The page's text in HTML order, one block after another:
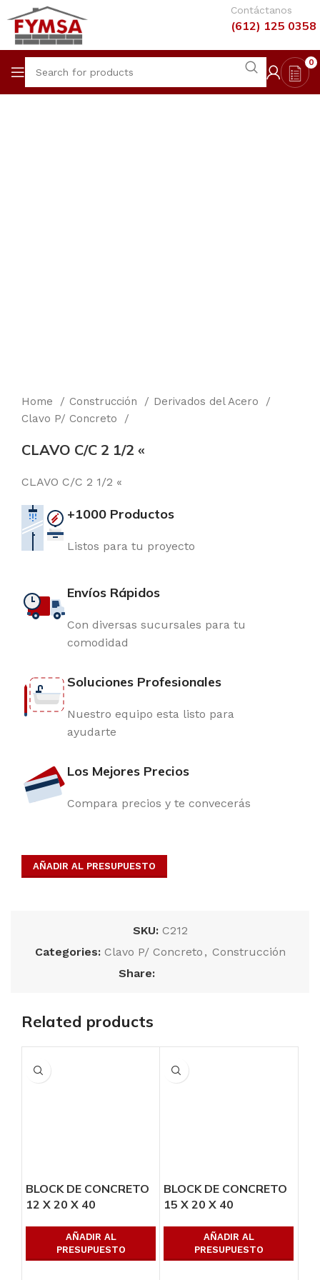
Contáctanos
(612) 125 0358
0
Home Construcción
Derivados del Acero
Clavo P/ Concreto
CLAVO C/C 2 1/2 «
CLAVO C/C 2 1/2 «
+1000 Productos
Listos para tu proyecto
Envíos Rápidos
Con diversas sucursales para tu
comodidad
Soluciones Profesionales
Nuestro equipo esta listo para
ayudarte
Los Mejores Precios
Compara precios y te convecerás
AÑADIR AL PRESUPUESTO
SKU: C212
Categories: Clavo P/ Concreto , Construcción
Share:
Related products
BLOCK DE CONCRETO
12 X 20 X 40
AÑADIR AL
PRESUPUESTO
BLOCK DE CONCRETO
15 X 20 X 40
AÑADIR AL
PRESUPUESTO